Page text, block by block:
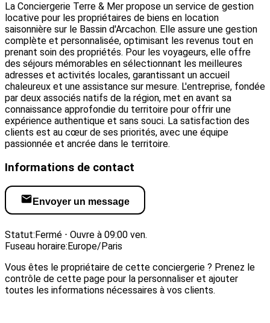
La Conciergerie Terre & Mer propose un service de gestion
locative pour les propriétaires de biens en location
saisonnière sur le Bassin d'Arcachon. Elle assure une gestion
complète et personnalisée, optimisant les revenus tout en
prenant soin des propriétés. Pour les voyageurs, elle offre
des séjours mémorables en sélectionnant les meilleures
adresses et activités locales, garantissant un accueil
chaleureux et une assistance sur mesure. L'entreprise, fondée
par deux associés natifs de la région, met en avant sa
connaissance approfondie du territoire pour offrir une
expérience authentique et sans souci. La satisfaction des
clients est au cœur de ses priorités, avec une équipe
passionnée et ancrée dans le territoire.
Informations de contact
Envoyer un message
Statut:Fermé ⋅ Ouvre à 09:00 ven.
Fuseau horaire:Europe/Paris
Vous êtes le propriétaire de cette conciergerie ? Prenez le
contrôle de cette page pour la personnaliser et ajouter
toutes les informations nécessaires à vos clients.